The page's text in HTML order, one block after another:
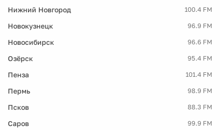
Нижний Новгород 100.4 FM
Новокузнецк 96.9 FM
Новосибирск 96.6 FM
Озёрск 95.4 FM
Пенза 101.4 FM
Пермь 98.9 FM
Псков 88.3 FM
Саров 99.9 FM